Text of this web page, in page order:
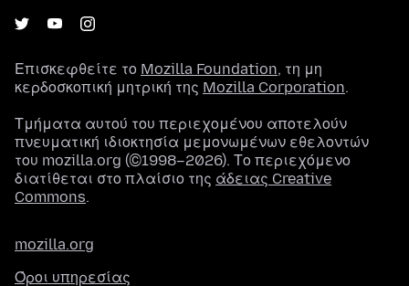
Επισκεφθείτε το Mozilla Foundation, τη μη
κερδοσκοπική μητρική της Mozilla Corporation.
Τμήματα αυτού του περιεχομένου αποτελούν
πνευματική ιδιοκτησία μεμονωμένων εθελοντών
του mozilla.org (©1998–2026). Το περιεχόμενο
διατίθεται στο πλαίσιο της άδειας Creative
Commons.
mozilla.org
Όροι υπηρεσίας